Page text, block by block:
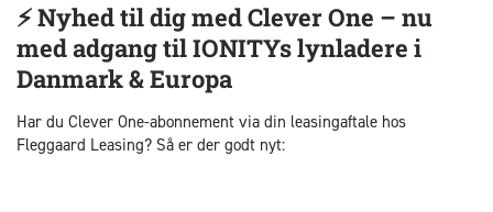
⚡ Nyhed til dig med Clever One – nu
med adgang til IONITYs lynladere i
Danmark & Europa
Har du Clever One-abonnement via din leasingaftale hos
Fleggaard Leasing? Så er der godt nyt: